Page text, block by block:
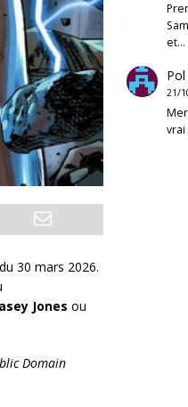
30 mars 2026.
Jones ou
Domain
et…
Pol
21/